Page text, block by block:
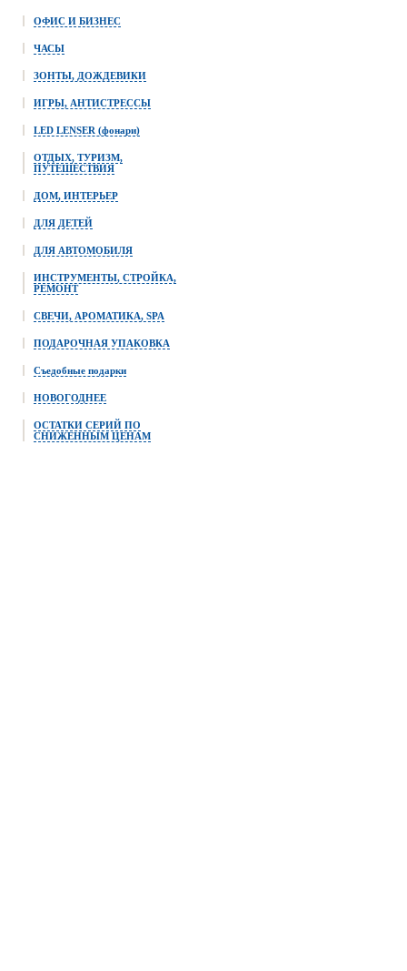
ОФИС И БИЗНЕС
ЧАСЫ
ЗОНТЫ, ДОЖДЕВИКИ
ИГРЫ, АНТИСТРЕССЫ
LED LENSER (фонари)
ОТДЫХ, ТУРИЗМ,
ПУТЕШЕСТВИЯ
ДОМ, ИНТЕРЬЕР
ДЛЯ ДЕТЕЙ
ДЛЯ АВТОМОБИЛЯ
ИНСТРУМЕНТЫ, СТРОЙКА,
РЕМОНТ
СВЕЧИ, АРОМАТИКА, SPA
ПОДАРОЧНАЯ УПАКОВКА
Съедобные подарки
НОВОГОДНЕЕ
ОСТАТКИ СЕРИЙ ПО
СНИЖЕННЫМ ЦЕНАМ